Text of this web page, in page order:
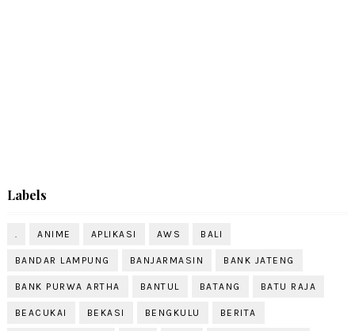
Labels
. ANIME APLIKASI AWS BALI
BANDAR LAMPUNG BANJARMASIN BANK JATENG
BANK PURWA ARTHA BANTUL BATANG BATU RAJA
BEACUKAI BEKASI BENGKULU BERITA